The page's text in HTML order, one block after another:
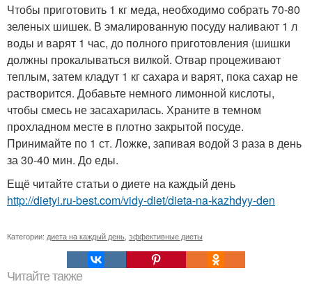
Чтобы приготовить 1 кг меда, необходимо собрать 70-80
зеленых шишек. В эмалированную посуду наливают 1 л
воды и варят 1 час, до полного приготовления (шишки
должны прокалываться вилкой. Отвар процеживают
теплым, затем кладут 1 кг сахара и варят, пока сахар не
растворится. Добавьте немного лимонной кислоты,
чтобы смесь не засахарилась. Храните в темном
прохладном месте в плотно закрытой посуде.
Принимайте по 1 ст. Ложке, запивая водой 3 раза в день
за 30-40 мин. До еды.
Ещё читайте статьи о диете на каждый день
http://dietyi.ru-best.com/vidy-diet/dieta-na-kazhdyy-den
Категории: диета на каждый день эффективные диеты
Читайте также